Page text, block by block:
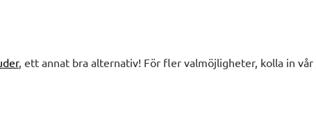
, ett annat bra alternativ! För fler valmöjligheter, kolla in vår